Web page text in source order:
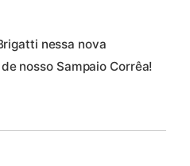
nessa nova
nosso Sampaio Corrêa!